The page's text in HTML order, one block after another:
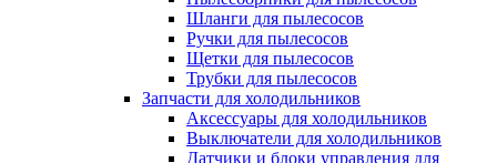
Шланги для пылесосов
Ручки для пылесосов
Щетки для пылесосов
Трубки для пылесосов
Запчасти для холодильников
Аксессуары для холодильников
Выключатели для холодильников
Датчики и блоки управления для